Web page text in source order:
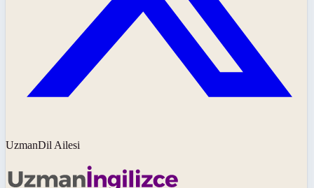
UzmanDil Ailesi